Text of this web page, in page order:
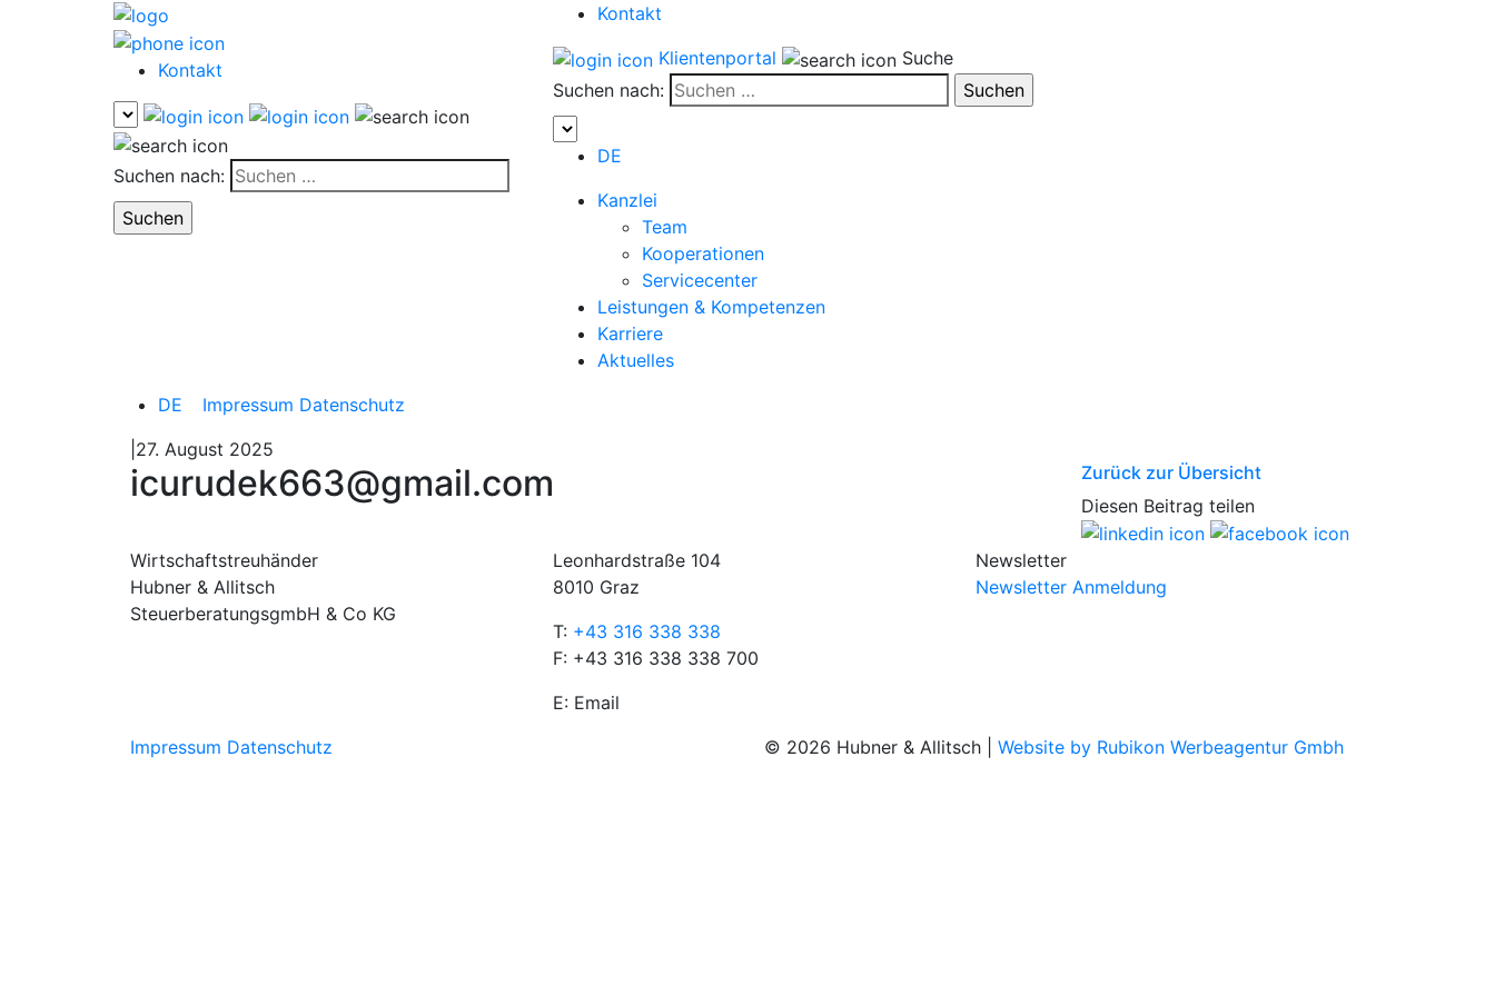
Kontakt
Suchen nach:
Kontakt
Klientenportal
Suche
Suchen nach:
DE
Kanzlei
Team
Kooperationen
Servicecenter
Leistungen & Kompetenzen
Karriere
Aktuelles
DE
Impressum Datenschutz
|27. August 2025
icurudek663@gmail.com
Zurück zur Übersicht
Diesen Beitrag teilen
Wirtschaftstreuhänder
Hubner & Allitsch
SteuerberatungsgmbH & Co KG
Leonhardstraße 104
8010 Graz
T: +43 316 338 338
F: +43 316 338 338 700
E: Email
Newsletter
Newsletter Anmeldung
Impressum Datenschutz © 2026 Hubner & Allitsch | Website by Rubikon Werbeagentur Gmbh